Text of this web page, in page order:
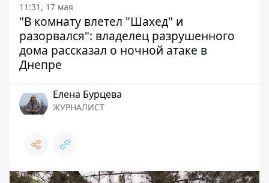
11:31, 17 мая
"В комнату влетел "Шахед" и
разорвался": владелец разрушенного
дома рассказал о ночной атаке в
Днепре
Елена Бурцева
ЖУРНАЛИСТ